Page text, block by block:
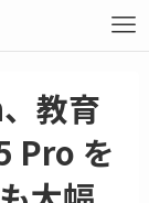
教育
Pro を